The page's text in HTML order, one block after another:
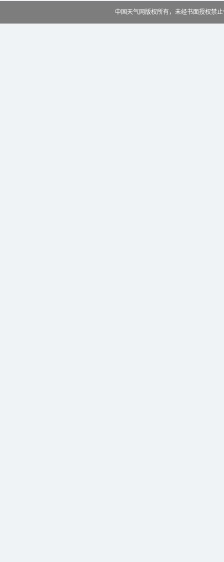
中国天气网版权所有，未经书面授权